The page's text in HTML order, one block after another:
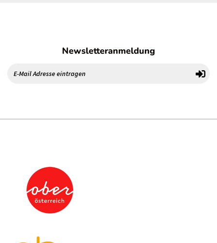
Newsletteranmeldung